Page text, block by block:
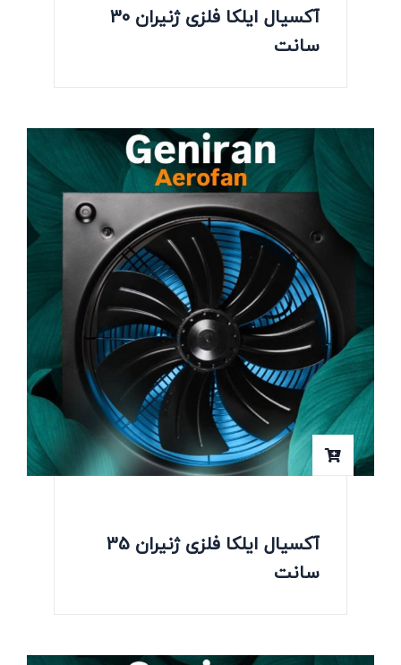
آکسیال ایلکا فلزی ژنیران 30
سانت
آکسیال ایلکا فلزی ژنیران 35
سانت